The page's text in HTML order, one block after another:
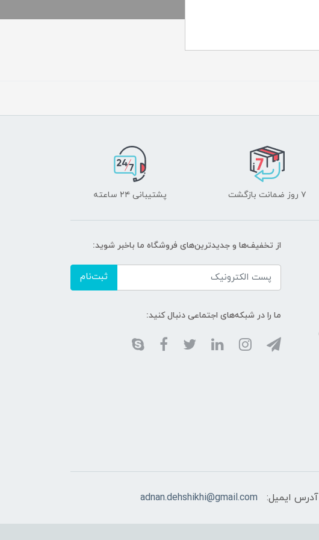
۷ روز ضمانت بازگشت پشتیبانی ۲۴ ساعته
از تخفیف‌ها و جدیدترین‌های فروشگاه ما باخبر شوید:
ثبت‌نام
ما را در شبکه‌های اجتماعی دنبال کنید:
آدرس ایمیل: adnan.dehshikhi@gmail.com